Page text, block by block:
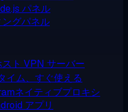
パネル
グパネル
ト VPN サーバー
イム、すぐ使える
ネイティブプロキシ
アプリ